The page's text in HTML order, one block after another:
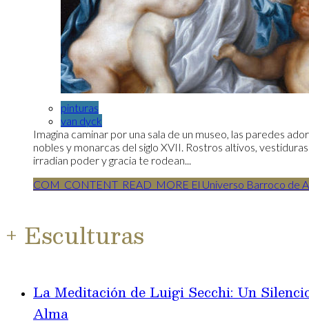
pinturas
van dyck
Imagina caminar por una sala de un museo, las paredes
nobles y monarcas del siglo XVII. Rostros altivos,
irradian poder y gracia te rodean...
COM_CONTENT_READ_MORE El Universo Barroco de
+ Esculturas
La Meditación de Luigi Secchi: Un
Alma